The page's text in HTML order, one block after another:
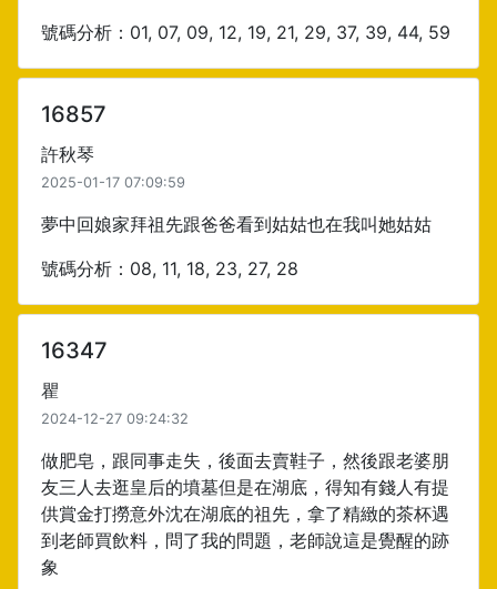
號碼分析：01, 07, 09, 12, 19, 21, 29, 37, 39, 44, 59
16857
許秋琴
2025-01-17 07:09:59
夢中回娘家拜祖先跟爸爸看到姑姑也在我叫她姑姑
號碼分析：08, 11, 18, 23, 27, 28
16347
瞿
2024-12-27 09:24:32
做肥皂，跟同事走失，後面去賣鞋子，然後跟老婆朋
友三人去逛皇后的墳墓但是在湖底，得知有錢人有提
供賞金打撈意外沈在湖底的祖先，拿了精緻的茶杯遇
到老師買飲料，問了我的問題，老師說這是覺醒的跡
象